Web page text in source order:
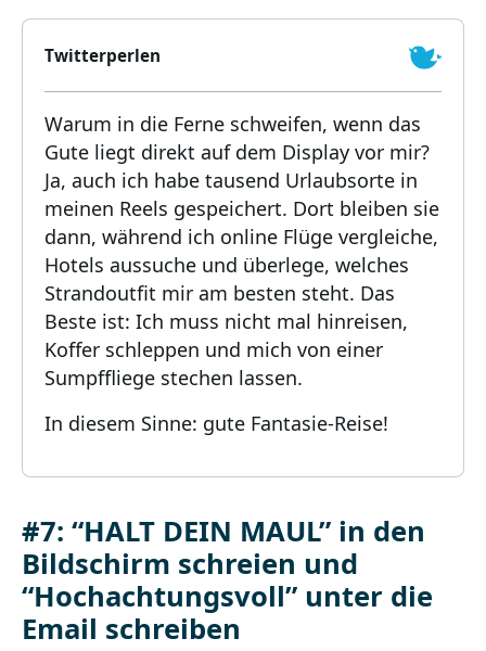
Twitterperlen
Warum in die Ferne schweifen, wenn das
Gute liegt direkt auf dem Display vor mir?
Ja, auch ich habe tausend Urlaubsorte in
meinen Reels gespeichert. Dort bleiben sie
dann, während ich online Flüge vergleiche,
Hotels aussuche und überlege, welches
Strandoutfit mir am besten steht. Das
Beste ist: Ich muss nicht mal hinreisen,
Koffer schleppen und mich von einer
Sumpffliege stechen lassen.
In diesem Sinne: gute Fantasie-Reise!
#7: “HALT DEIN MAUL” in den
Bildschirm schreien und
“Hochachtungsvoll” unter die
Email schreiben